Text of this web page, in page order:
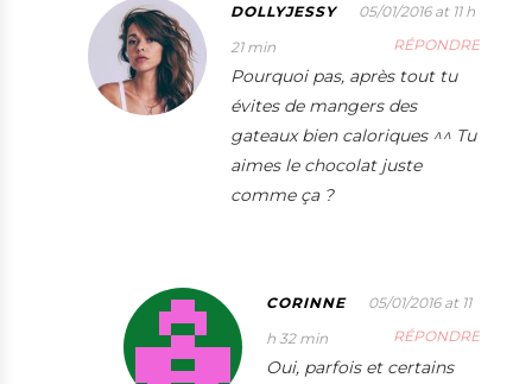
DOLLYJESSY
05/01/2016 at 11 h
21 min
RÉPONDRE
Pourquoi pas, après tout tu
évites de mangers des
gateaux bien caloriques ^^ Tu
aimes le chocolat juste
comme ça ?
CORINNE
05/01/2016 at 11
h 32 min
RÉPONDRE
Oui, parfois et certains